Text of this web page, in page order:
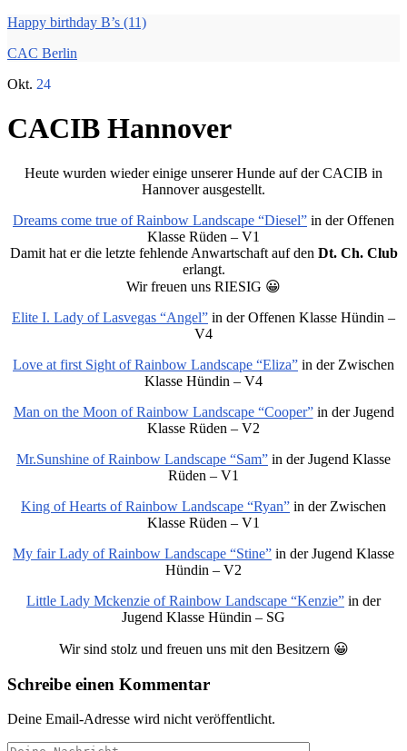
Happy birthday B’s (11)
CAC Berlin
Okt. 24
CACIB Hannover
Heute wurden wieder einige unserer Hunde auf der CACIB in
Hannover ausgestellt.
Dreams come true of Rainbow Landscape “Diesel” in der Offenen
Klasse Rüden – V1
Damit hat er die letzte fehlende Anwartschaft auf den Dt. Ch. Club
erlangt.
Wir freuen uns RIESIG 😀
Elite I. Lady of Lasvegas “Angel” in der Offenen Klasse Hündin –
V4
Love at first Sight of Rainbow Landscape “Eliza” in der Zwischen
Klasse Hündin – V4
Man on the Moon of Rainbow Landscape “Cooper”in der Jugend
Klasse Rüden – V2
Mr.Sunshine of Rainbow Landscape “Sam” in der Jugend Klasse
Rüden – V1
King of Hearts of Rainbow Landscape “Ryan” in der Zwischen
Klasse Rüden – V1
My fair Lady of Rainbow Landscape “Stine” in der Jugend Klasse
Hündin – V2
Little Lady Mckenzie of Rainbow Landscape “Kenzie” in der
Jugend Klasse Hündin – SG
Wir sind stolz und freuen uns mit den Besitzern 😀
Schreibe einen Kommentar
Deine Email-Adresse wird nicht veröffentlicht.